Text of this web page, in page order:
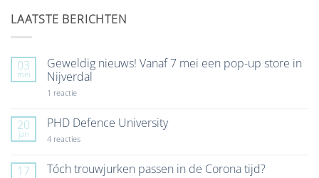
LAATSTE BERICHTEN
03
mei
Geweldig nieuws! Vanaf 7 mei een pop-up store in
Nijverdal
1 reactieop
Vanaf
7
mei
up
store
20
jan
PHD Defence University
4 reactiesop
University
17 Tóch trouwjurken passen in de Corona tijd?